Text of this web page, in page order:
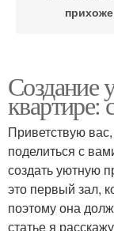
Цвета для
Создание
квартире:
Приветствую
поделиться с
создать уютную
это первый зал,
поэтому она
статье я